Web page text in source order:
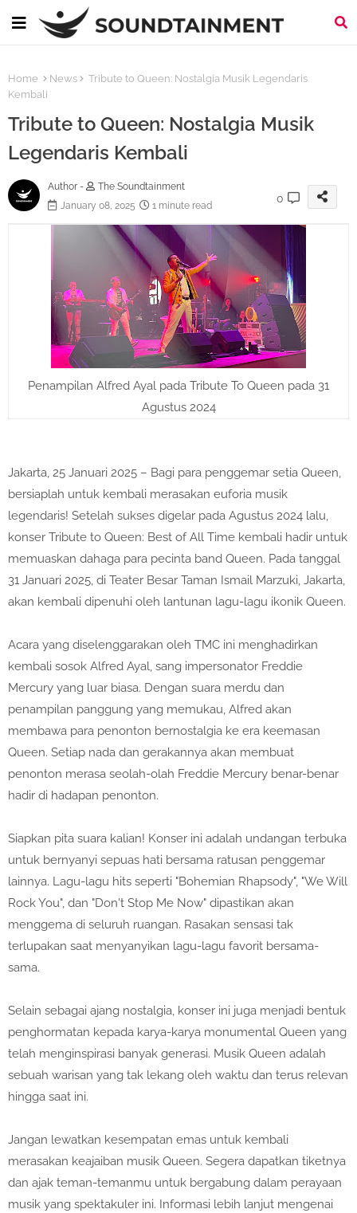
Home News
Tribute to Queen: Nostalgia Musik Legendaris
Kembali
Tribute to Queen: Nostalgia Musik
Legendaris Kembali
Author -
The Soundtainment
January 08, 2025
1 minute read
0
Penampilan Alfred Ayal pada Tribute To Queen pada 31
Agustus 2024
Jakarta, 25 Januari 2025 – Bagi para penggemar setia Queen,
bersiaplah untuk kembali merasakan euforia musik
legendaris! Setelah sukses digelar pada Agustus 2024 lalu,
konser Tribute to Queen: Best of All Time kembali hadir untuk
memuaskan dahaga para pecinta band Queen. Pada tanggal
31 Januari 2025, di Teater Besar Taman Ismail Marzuki, Jakarta,
akan kembali dipenuhi oleh lantunan lagu-lagu ikonik Queen.
Acara yang diselenggarakan oleh TMC ini menghadirkan
kembali sosok Alfred Ayal, sang impersonator Freddie
Mercury yang luar biasa. Dengan suara merdu dan
penampilan panggung yang memukau, Alfred akan
membawa para penonton bernostalgia ke era keemasan
Queen. Setiap nada dan gerakannya akan membuat
penonton merasa seolah-olah Freddie Mercury benar-benar
hadir di hadapan penonton.
Siapkan pita suara kalian! Konser ini adalah undangan terbuka
untuk bernyanyi sepuas hati bersama ratusan penggemar
lainnya. Lagu-lagu hits seperti "Bohemian Rhapsody", "We Will
Rock You", dan "Don't Stop Me Now" dipastikan akan
menggema di seluruh ruangan. Rasakan sensasi tak
terlupakan saat menyanyikan lagu-lagu favorit bersama-
sama.
Selain sebagai ajang nostalgia, konser ini juga menjadi bentuk
penghormatan kepada karya-karya monumental Queen yang
telah menginspirasi banyak generasi. Musik Queen adalah
sebuah warisan yang tak lekang oleh waktu dan terus relevan
hingga saat ini.
Jangan lewatkan kesempatan emas untuk kembali
merasakan keajaiban musik Queen. Segera dapatkan tiketnya
dan ajak teman-temanmu untuk bergabung dalam perayaan
musik yang spektakuler ini. Informasi lebih lanjut mengenai